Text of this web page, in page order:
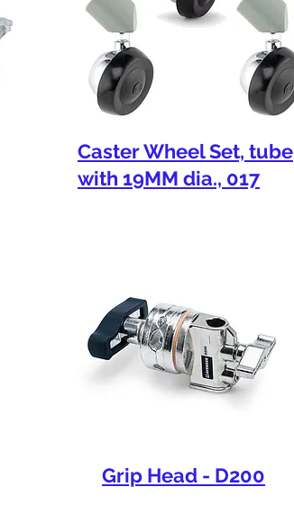
Caster Wheel Set, tube
with 19MM dia., 017
Grip Head - D200